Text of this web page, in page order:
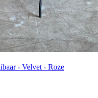
- Velvet - Roze